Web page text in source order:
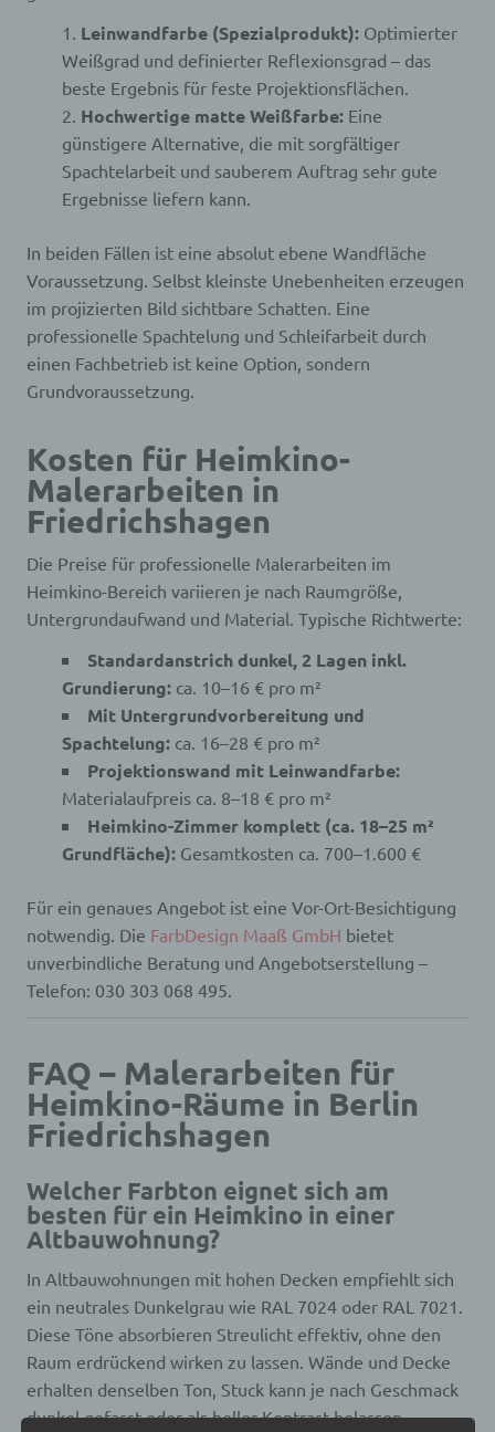
Leinwandfarbe (Spezialprodukt): Optimierter
Weißgrad und definierter Reflexionsgrad – das
beste Ergebnis für feste Projektionsflächen.
Hochwertige matte Weißfarbe: Eine
günstigere Alternative, die mit sorgfältiger
Spachtelarbeit und sauberem Auftrag sehr gute
Ergebnisse liefern kann.
In beiden Fällen ist eine absolut ebene Wandfläche
Voraussetzung. Selbst kleinste Unebenheiten erzeugen
im projizierten Bild sichtbare Schatten. Eine
professionelle Spachtelung und Schleifarbeit durch
einen Fachbetrieb ist keine Option, sondern
Grundvoraussetzung.
Kosten für Heimkino-
Malerarbeiten in
Friedrichshagen
Die Preise für professionelle Malerarbeiten im
Heimkino-Bereich variieren je nach Raumgröße,
Untergrundaufwand und Material. Typische Richtwerte:
Standardanstrich dunkel, 2 Lagen inkl.
Grundierung: ca. 10–16 € pro m²
Mit Untergrundvorbereitung und
Spachtelung: ca. 16–28 € pro m²
Projektionswand mit Leinwandfarbe:
Materialaufpreis ca. 8–18 € pro m²
Heimkino-Zimmer komplett (ca. 18–25 m²
Grundfläche): Gesamtkosten ca. 700–1.600 €
Für ein genaues Angebot ist eine Vor-Ort-Besichtigung
notwendig. Die FarbDesign Maaß GmbH bietet
unverbindliche Beratung und Angebotserstellung –
Telefon: 030 303 068 495.
FAQ – Malerarbeiten für
Heimkino-Räume in Berlin
Friedrichshagen
Welcher Farbton eignet sich am
besten für ein Heimkino in einer
Altbauwohnung?
In Altbauwohnungen mit hohen Decken empfiehlt sich
ein neutrales Dunkelgrau wie RAL 7024 oder RAL 7021.
Diese Töne absorbieren Streulicht effektiv, ohne den
Raum erdrückend wirken zu lassen. Wände und Decke
erhalten denselben Ton, Stuck kann je nach Geschmack
dunkel gefasst oder als heller Kontrast belassen